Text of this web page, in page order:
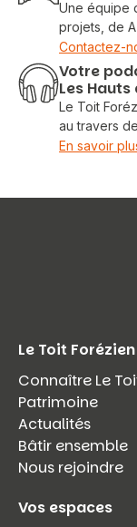
Une équipe
projets, de A
Contactez-
Votre
Les
Le Toit
au travers
En savoir
Le Toit Forézien
Connaître Le
Patrimoine
Actualités
Bâtir ensemble
Nous rejoindre
Vos espaces